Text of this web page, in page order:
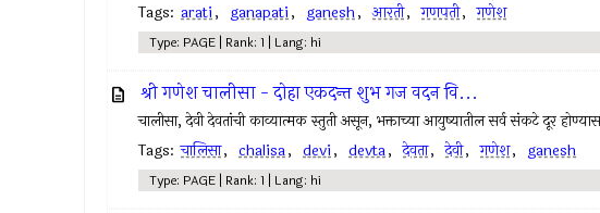
Tags: arati, ganapati, ganesh, आरती, गणपती, गणेश
Type: PAGE | Rank: 1 | Lang: hi
श्री गणेश चालीसा - दोहा एकदन्त शुभ गज वदन वि...
चालीसा, देवी देवतांची काव्यात्मक स्तुती असून, भक्ताच्या आयुष्यातील सर्व संकटे दूर
Tags: चालिसा, chalisa, devi, devta, देवता, देवी, गणेश, ganesh
Type: PAGE | Rank: 1 | Lang: hi